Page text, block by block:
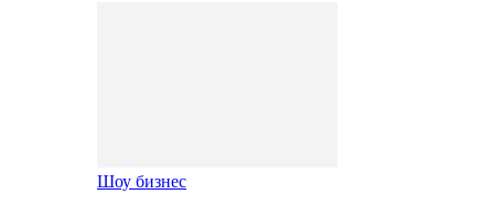
Шоу бизнес